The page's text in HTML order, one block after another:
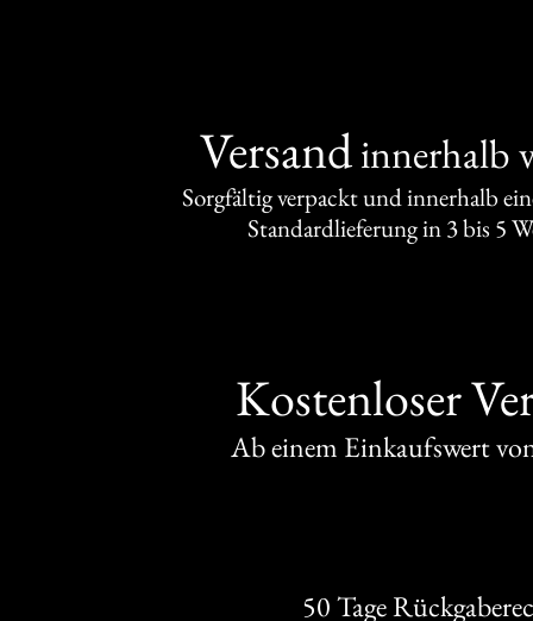
Versandinnerhalb
Sorgfältig verpackt und innerhalb
Standardlieferung in 3 bis 5
Kostenloser
Ab einem Einkaufswert
50 Tage